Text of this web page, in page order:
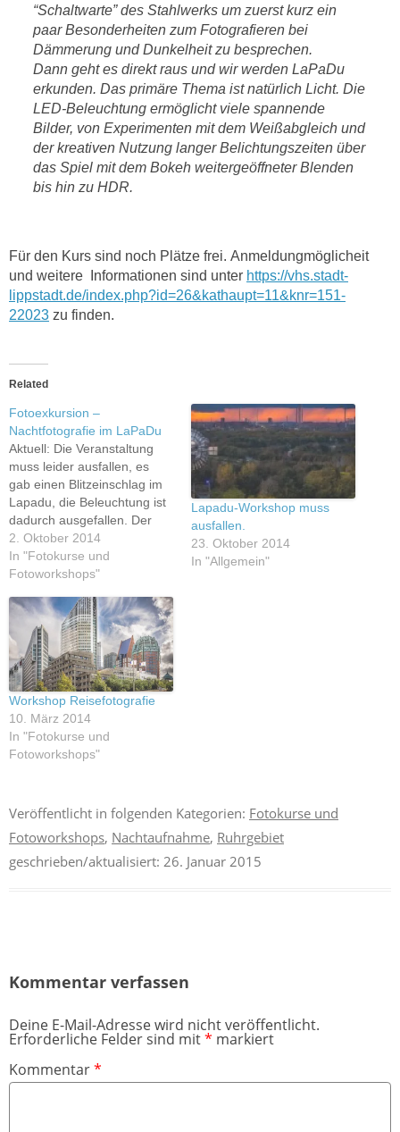
“Schaltwarte” des Stahlwerks um zuerst kurz ein
paar Besonderheiten zum Fotografieren bei
Dämmerung und Dunkelheit zu besprechen.
Dann geht es direkt raus und wir werden LaPaDu
erkunden. Das primäre Thema ist natürlich Licht. Die
LED-Beleuchtung ermöglicht viele spannende
Bilder, von Experimenten mit dem Weißabgleich und
der kreativen Nutzung langer Belichtungszeiten über
das Spiel mit dem Bokeh weitergeöffneter Blenden
bis hin zu HDR.
Für den Kurs sind noch Plätze frei. Anmeldungmöglicheit
und weitere Informationen sind unter https://vhs.stadt-
lippstadt.de/index.php?id=26&kathaupt=11&knr=151-
22023 zu finden.
Related
Fotoexkursion –
Nachtfotografie im LaPaDu
Aktuell: Die Veranstaltung
muss leider ausfallen, es
gab einen Blitzeinschlag im
Lapadu, die Beleuchtung ist
dadurch ausgefallen. Der
Termin wird im März 2015
wiederholt. Am 25.10
(Samstag, 16:30 - 23:00)
Zusammenarbeit mit der
VHS Lippstadt eine After-
Work-Fotoexkursion zum
Thema Nachtfotografie im
Landschaftspark Duisburg-
Nord (LaPaDu) . Für den
Kurs…
2. Oktober 2014
In "Fotokurse und
Fotoworkshops"
Lapadu-Workshop muss
ausfallen.
23. Oktober 2014
In "Allgemein"
Workshop Reisefotografie
10. März 2014
In "Fotokurse und
Fotoworkshops"
Veröffentlicht in folgenden Kategorien: Fotokurse und
Fotoworkshops, Nachtaufnahme, Ruhrgebiet
geschrieben/aktualisiert: 26. Januar 2015
Kommentar verfassen
Deine E-Mail-Adresse wird nicht veröffentlicht.
Erforderliche Felder sind mit* markiert
Kommentar*